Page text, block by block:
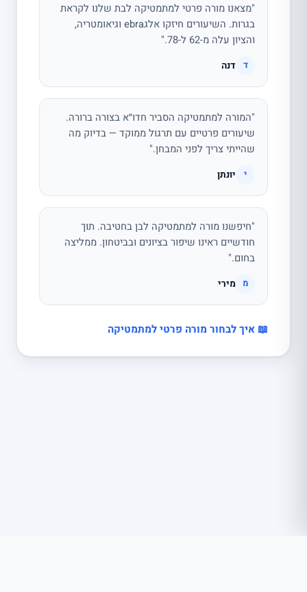
"מצאנו מורה פרטי למתמטיקה לבת שלנו לקראת
בגרות. השיעורים חיזקו אלגebra וגיאומטריה,
והציון עלה מ-62 ל-78."
ד דנה
"המורה למתמטיקה הסביר חדו״א בצורה ברורה.
שיעורים פרטיים עם תרגול ממוקד — בדיוק מה
שהייתי צריך לפני המבחן."
י יונתן
"חיפשנו מורה למתמטיקה לבן בחטיבה. תוך
חודשיים ראינו שיפור בציונים ובביטחון. ממליצה
בחום."
מ מירי
📖 איך לבחור מורה פרטי למתמטיקה